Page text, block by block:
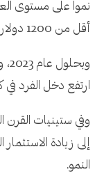
نموا على مستوى
أقل من 1200 دولار أمريكي في عام 1960.
ارتفع دخل الفرد في كوريا إلى
وفي ستينيات القرن
إلى زيادة
النمو.